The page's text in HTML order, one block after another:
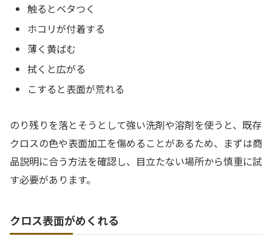
触るとベタつく
ホコリが付着する
薄く黄ばむ
拭くと広がる
こすると表面が荒れる
のり残りを落とそうとして強い洗剤や溶剤を使うと、既存
クロスの色や表面加工を傷めることがあるため、まずは商
品説明に合う方法を確認し、目立たない場所から慎重に試
す必要があります。
クロス表面がめくれる